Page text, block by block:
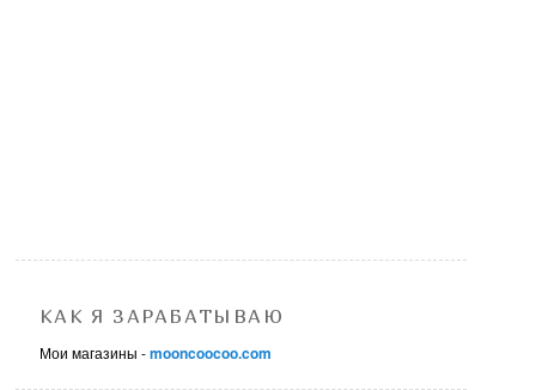
КАК Я ЗАРАБАТЫВАЮ
Мои магазины -mooncoocoo.com